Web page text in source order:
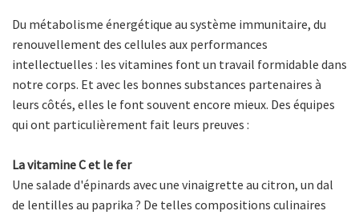
Du métabolisme énergétique au système immunitaire, du
renouvellement des cellules aux performances
intellectuelles : les vitamines font un travail formidable dans
notre corps. Et avec les bonnes substances partenaires à
leurs côtés, elles le font souvent encore mieux. Des équipes
qui ont particulièrement fait leurs preuves :
La vitamine C et le fer
Une salade d'épinards avec une vinaigrette au citron, un dal
de lentilles au paprika ? De telles compositions culinaires